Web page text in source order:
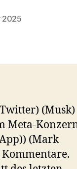
2025
(Musk)
Meta-
(Mark